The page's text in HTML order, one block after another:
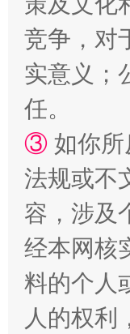
扯下公款
“蜀中异人
竞争，对
实意义；
任。
③ 如你
法规或不
容，涉及
经本网核
料的个人
人的权利